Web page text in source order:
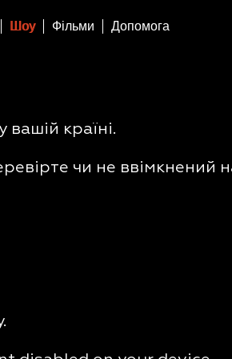
Шоу Фільми Допомога